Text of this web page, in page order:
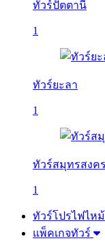
ทัวร์ปัตตานี
1
ทัวร์ยะลา
1
ทัวร์สมุทรสงค
1
ทัวร์โปรไฟไหม้
แพ็คเกจทัวร์